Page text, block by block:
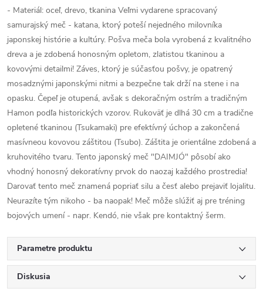
- Materiál: oceľ, drevo, tkanina Veľmi vydarene spracovaný
samurajský meč - katana, ktorý poteší nejedného milovníka
japonskej histórie a kultúry. Pošva meča bola vyrobená z kvalitného
dreva a je zdobená honosným opletom, zlatistou tkaninou a
kovovými detailmi! Záves, ktorý je súčasťou pošvy, je opatrený
mosadznými japonskými nitmi a bezpečne tak drží na stene i na
opasku. Čepeľ je otupená, avšak s dekoračným ostrím a tradičným
Hamon podľa historických vzorov. Rukoväť je dlhá 30 cm a tradične
opletené tkaninou (Tsukamaki) pre efektívný úchop a zakončená
masívneou kovovou záštitou (Tsubo). Záštita je orientálne zdobená a
kruhovitého tvaru. Tento japonský meč "DAIMJÓ" pôsobí ako
vhodný honosný dekoratívny prvok do naozaj každého prostredia!
Darovať tento meč znamená popriať silu a česť alebo prejaviť lojalitu.
Neurazíte tým nikoho - ba naopak! Meč môže slúžiť aj pre tréning
bojových umení - napr. Kendó, nie však pre kontaktný šerm.
Parametre produktu
Diskusia